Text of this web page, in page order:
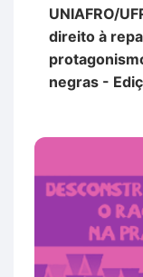
UNIAFRO/
direito à
negras -